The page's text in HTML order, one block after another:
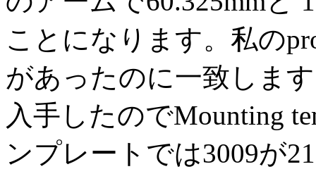
ことになります。私の
があったのに一致しま
入手したのでMounting
ンプレートでは3009が